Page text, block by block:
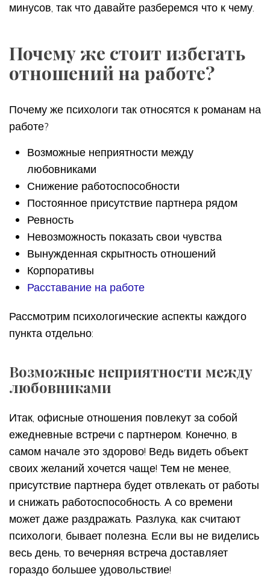
минусов, так что давайте разберемся что к чему.
Почему же стоит избегать
отношений на работе?
Почему же психологи так относятся к романам на
работе?
Возможные неприятности между
любовниками
Снижение работоспособности
Постоянное присутствие партнера рядом
Ревность
Невозможность показать свои чувства
Вынужденная скрытность отношений
Корпоративы
Расставание на работе
Рассмотрим психологические аспекты каждого
пункта отдельно:
Возможные неприятности между
любовниками
Итак, офисные отношения повлекут за собой
ежедневные встречи с партнером. Конечно, в
самом начале это здорово! Ведь видеть объект
своих желаний хочется чаще! Тем не менее,
присутствие партнера будет отвлекать от работы
и снижать работоспособность. А со времени
может даже раздражать. Разлука, как считают
психологи, бывает полезна. Если вы не виделись
весь день, то вечерняя встреча доставляет
гораздо большее удовольствие!